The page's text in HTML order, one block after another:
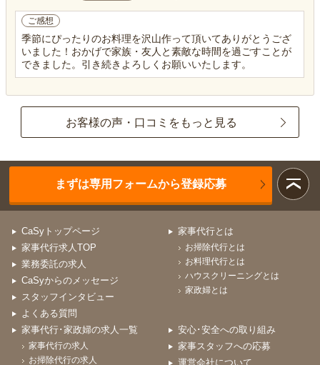
ご感想
季節にぴったりのお料理を沢山作って頂いてありがとうござ
いました！おかげで家族・友人と素敵な時間を過ごすことが
できました。引き続きよろしくお願いいたします。
お客様の声・口コミをもっと見る
まずは専用フォームから登録応募
CaSyトップページ
家事代行求人TOP
業務委託の求人
CaSyからのメッセージ
スタッフインタビュー
よくある質問
家事代行とは
お掃除代行とは
お料理代行とは
ハウスクリーニングとは
家政婦とは
家事代行･家政婦の求人一覧
家事代行の求人
お掃除代行の求人
安心･安全への取り組み
家事スタッフへの応募
運営会社について